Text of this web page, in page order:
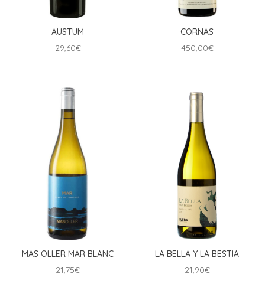
AUSTUM
29,60€
CORNAS
450,00€
MAS OLLER MAR BLANC
21,75€
LA BELLA Y LA BESTIA
21,90€